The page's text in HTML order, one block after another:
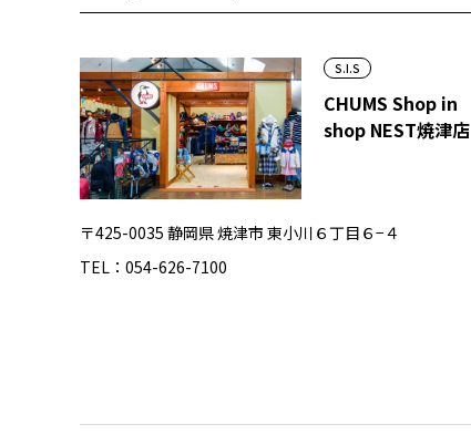
S.I.S
CHUMS Shop in
shop NEST焼津店
〒425-0035 静岡県 焼津市 東小川６丁目６−４
TEL：054-626-7100